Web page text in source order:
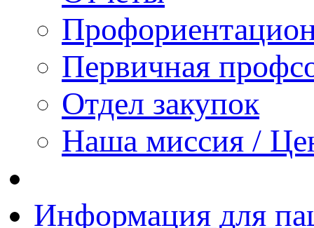
Первичная
Отдел закупок
Наша миссия /
Информация для